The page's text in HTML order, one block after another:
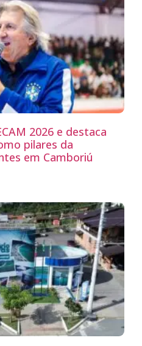
2026 e destaca
pilares da
em Camboriú